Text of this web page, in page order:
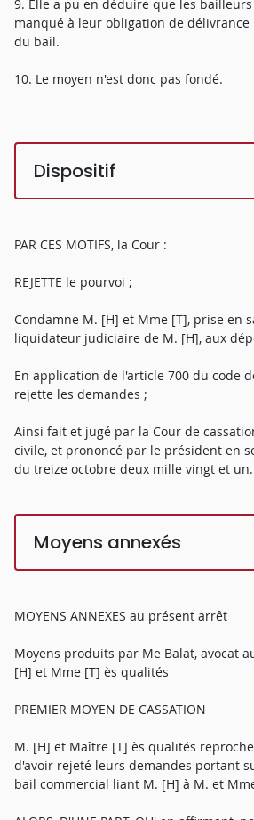
9. Elle a pu en déduire que les
manqué à leur obligation de
du bail.
10. Le moyen n'est donc pas fondé.
Dispositif
PAR CES MOTIFS, la Cour :
REJETTE le pourvoi ;
Condamne M. [H] et Mme [T], prise en
liquidateur judiciaire de M. [H], aux
En application de l'article 700 du code
rejette les demandes ;
Ainsi fait et jugé par la Cour de
civile, et prononcé par le président en
du treize octobre deux mille vingt et un.
Moyens annexés
MOYENS ANNEXES au présent arrêt
Moyens produits par Me Balat, avocat
[H] et Mme [T] ès qualités
PREMIER MOYEN DE CASSATION
M. [H] et Maître [T] ès qualités
d'avoir rejeté leurs demandes portant
bail commercial liant M. [H] à M. et